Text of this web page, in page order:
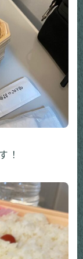
！